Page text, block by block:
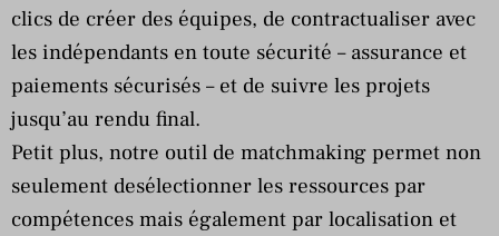
clics de créer des équipes, de contractualiser avec
les indépendants en toute sécurité – assurance et
paiements sécurisés – et de suivre les projets
jusqu’au rendu final.
Petit plus, notre outil de matchmaking permet non
seulement desélectionner les ressources par
compétences mais également par localisation et